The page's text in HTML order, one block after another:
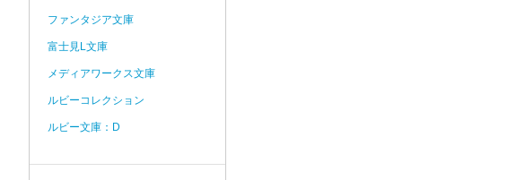
ファンタジア文庫
富士見L文庫
メディアワークス文庫
ルビーコレクション
ルビー文庫：D